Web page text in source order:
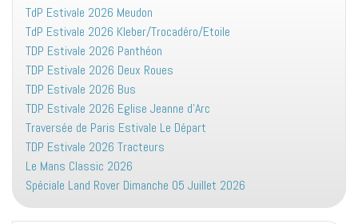
TdP Estivale 2026 Meudon
TdP Estivale 2026 Kleber/Trocadéro/Etoile
TDP Estivale 2026 Panthéon
TDP Estivale 2026 Deux Roues
TDP Estivale 2026 Bus
TDP Estivale 2026 Eglise Jeanne d’Arc
Traversée de Paris Estivale Le Départ
TDP Estivale 2026 Tracteurs
Le Mans Classic 2026
Spéciale Land Rover Dimanche 05 Juillet 2026